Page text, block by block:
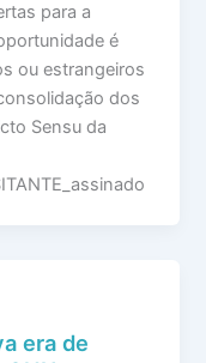
para a
é
ou estrangeiros
dos
Sensu da
era de